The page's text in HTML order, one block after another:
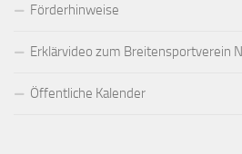
Förderhinweise
Erklärvideo zum Breitensportverein
Öffentliche Kalender